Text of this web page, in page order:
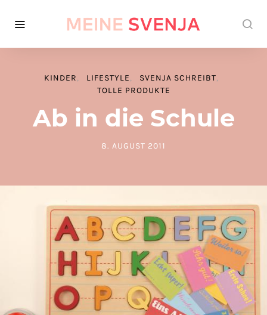
KINDER LIFESTYLE
SVENJA SCHREIBT
TOLLE PRODUKTE
Ab in die Schule
POSTED ON
8. AUGUST 2011